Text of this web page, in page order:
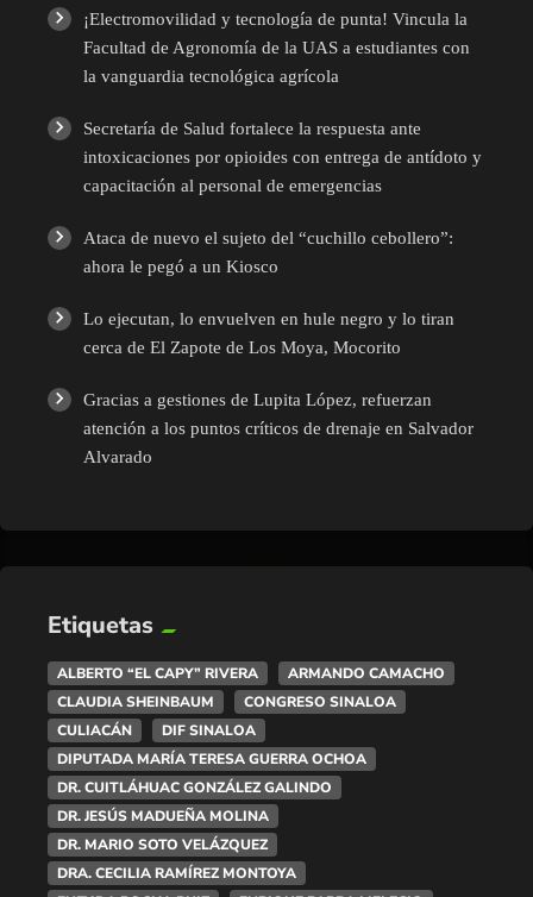
¡Electromovilidad y tecnología de punta! Vincula la
Facultad de Agronomía de la UAS a estudiantes con
la vanguardia tecnológica agrícola
Secretaría de Salud fortalece la respuesta ante
intoxicaciones por opioides con entrega de antídoto y
capacitación al personal de emergencias
Ataca de nuevo el sujeto del “cuchillo cebollero”:
ahora le pegó a un Kiosco
Lo ejecutan, lo envuelven en hule negro y lo tiran
cerca de El Zapote de Los Moya, Mocorito
Gracias a gestiones de Lupita López, refuerzan
atención a los puntos críticos de drenaje en Salvador
Alvarado
Etiquetas
ALBERTO “EL CAPY” RIVERA
ARMANDO CAMACHO
CLAUDIA SHEINBAUM
CONGRESO SINALOA
CULIACÁN
DIF SINALOA
DIPUTADA MARÍA TERESA GUERRA OCHOA
DR. CUITLÁHUAC GONZÁLEZ GALINDO
DR. JESÚS MADUEÑA MOLINA
DR. MARIO SOTO VELÁZQUEZ
DRA. CECILIA RAMÍREZ MONTOYA